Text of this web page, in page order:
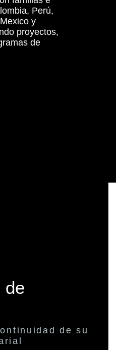
Perú,
y
proyectos,
de
de
de su